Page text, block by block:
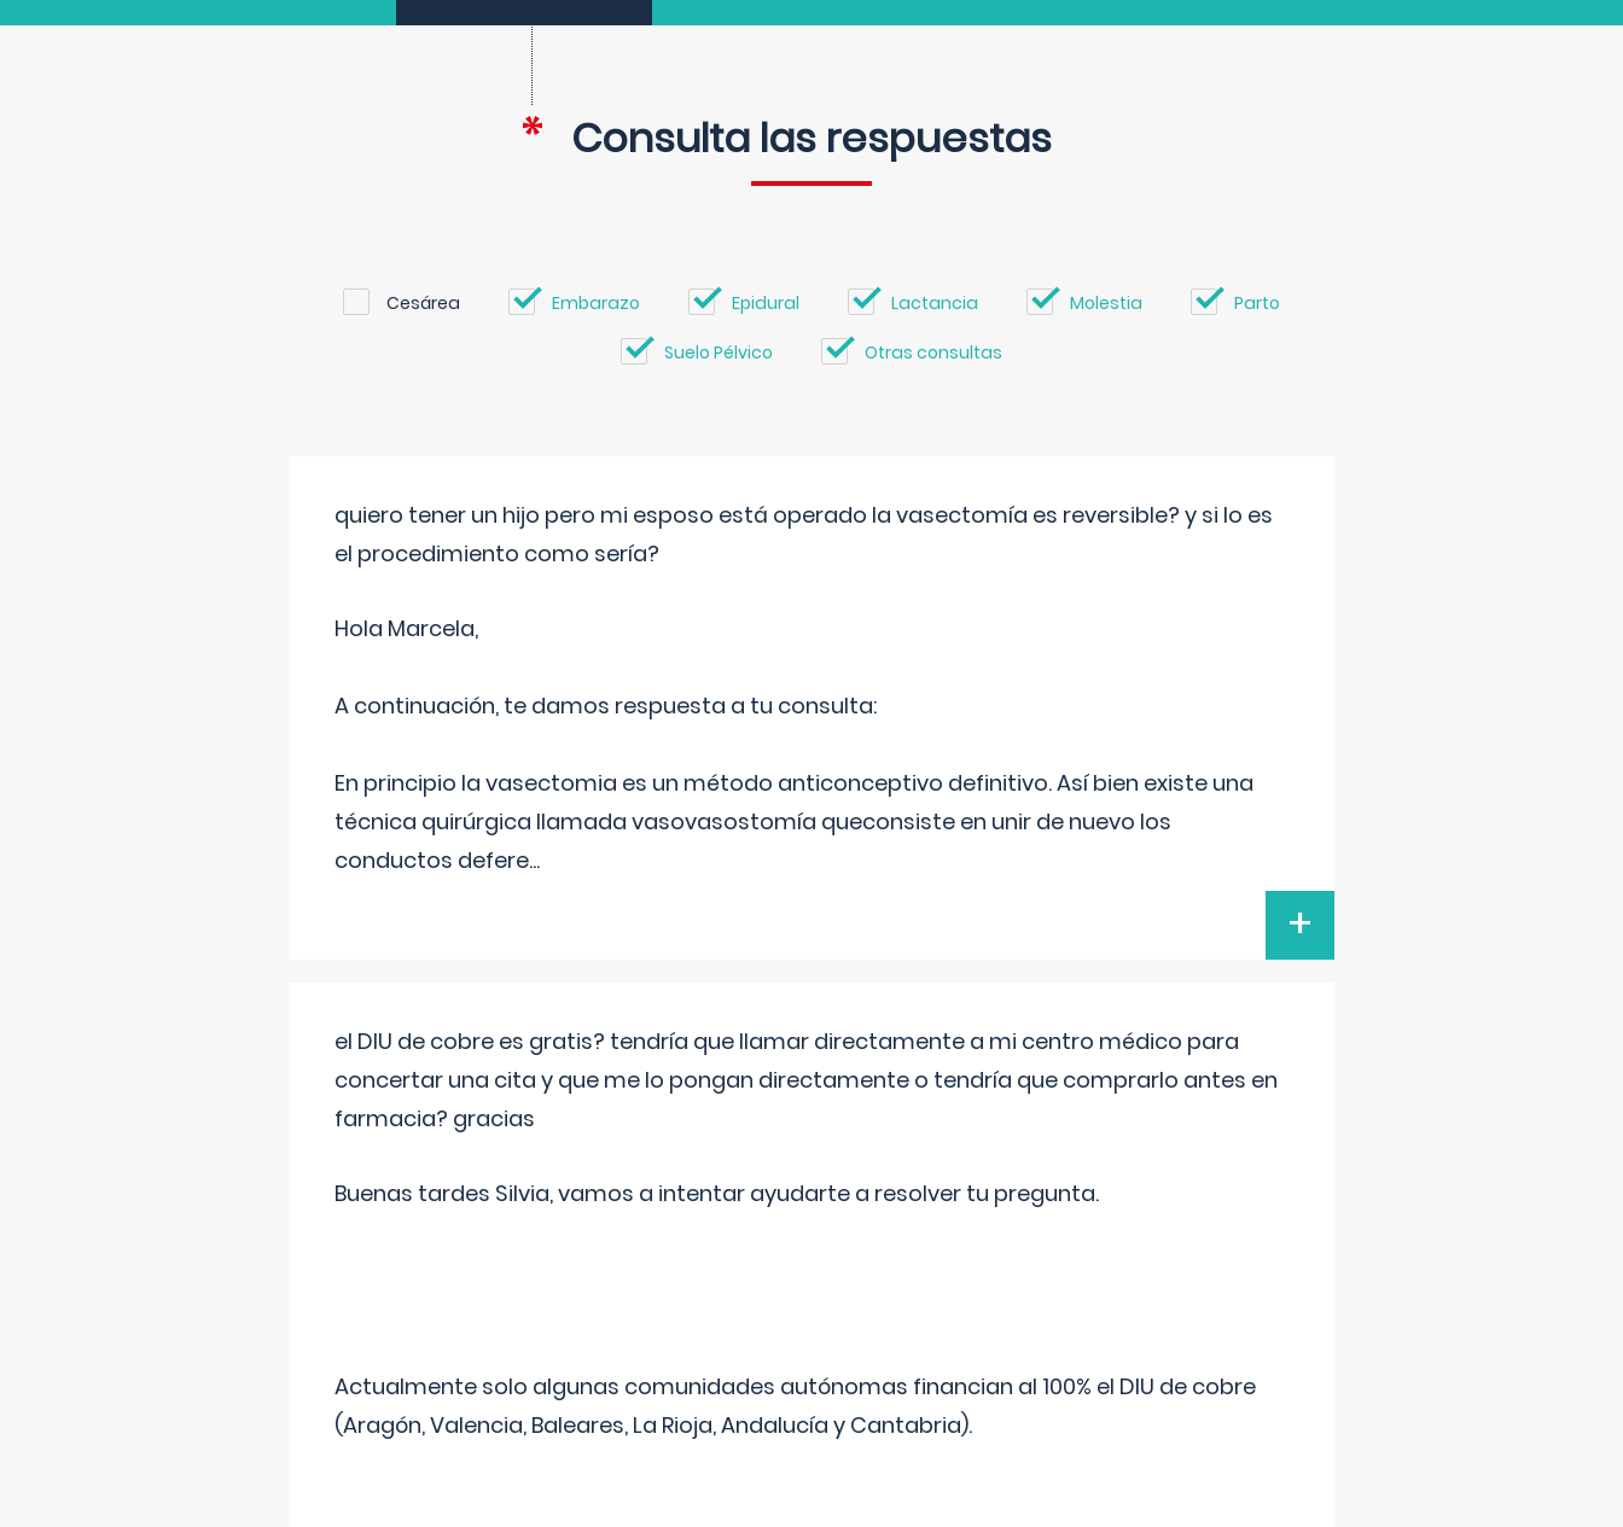
Consulta las respuestas
Cesárea Embarazo Epidural Lactancia Molestia Parto
Suelo Pélvico Otras consultas
quiero tener un hijo pero mi esposo está operado la vasectomía es reversible? y si lo es
el procedimiento como sería?
Hola Marcela,
A continuación, te damos respuesta a tu consulta:
En principio la vasectomia es un método anticonceptivo definitivo. Así bien existe una
técnica quirúrgica llamada vasovasostomía queconsiste en unir de nuevo los
conductos defere...
+
el DIU de cobre es gratis? tendría que llamar directamente a mi centro médico para
concertar una cita y que me lo pongan directamente o tendría que comprarlo antes en
farmacia? gracias
Buenas tardes Silvia, vamos a intentar ayudarte a resolver tu pregunta.
Actualmente solo algunas comunidades autónomas financian al 100% el DIU de cobre
(Aragón, Valencia, Baleares, La Rioja, Andalucía y Cantabria).